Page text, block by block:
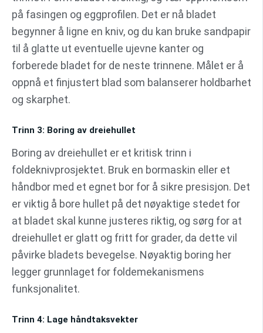
på fasingen og eggprofilen. Det er nå bladet
begynner å ligne en kniv, og du kan bruke sandpapir
til å glatte ut eventuelle ujevne kanter og
forberede bladet for de neste trinnene. Målet er å
oppnå et finjustert blad som balanserer holdbarhet
og skarphet.
Trinn 3: Boring av dreiehullet
Boring av dreiehullet er et kritisk trinn i
foldeknivprosjektet. Bruk en bormaskin eller et
håndbor med et egnet bor for å sikre presisjon. Det
er viktig å bore hullet på det nøyaktige stedet for
at bladet skal kunne justeres riktig, og sørg for at
dreiehullet er glatt og fritt for grader, da dette vil
påvirke bladets bevegelse. Nøyaktig boring her
legger grunnlaget for foldemekanismens
funksjonalitet.
Trinn 4: Lage håndtaksvekter